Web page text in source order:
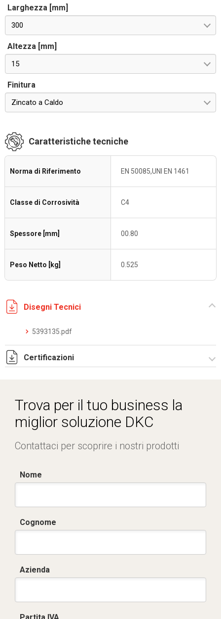
Larghezza [mm]
300
Altezza [mm]
15
Finitura
Zincato a Caldo
Caratteristiche tecniche
Norma di Riferimento EN 50085,UNI EN 1461
Classe di Corrosività C4
Spessore [mm] 00.80
Peso Netto [kg] 0.525
Disegni Tecnici
5393135.pdf
Certificazioni
Trova per il tuo business la
miglior soluzione DKC
Contattaci per scoprire i nostri prodotti
Nome
Cognome
Azienda